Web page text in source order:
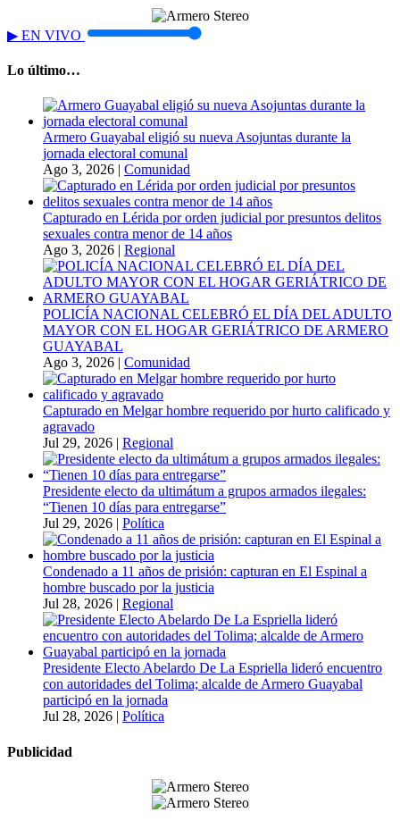
▶ EN VIVO
Lo último…
Armero Guayabal eligió su nueva Asojuntas durante la
jornada electoral comunal
Ago 3, 2026 | Comunidad
Capturado en Lérida por orden judicial por presuntos delitos
sexuales contra menor de 14 años
Ago 3, 2026 | Regional
POLICÍA NACIONAL CELEBRÓ EL DÍA DEL ADULTO
MAYOR CON EL HOGAR GERIÁTRICO DE ARMERO
GUAYABAL
Ago 3, 2026 | Comunidad
Capturado en Melgar hombre requerido por hurto calificado y
agravado
Jul 29, 2026 | Regional
Presidente electo da ultimátum a grupos armados ilegales:
“Tienen 10 días para entregarse”
Jul 29, 2026 | Política
Condenado a 11 años de prisión: capturan en El Espinal a
hombre buscado por la justicia
Jul 28, 2026 | Regional
Presidente Electo Abelardo De La Espriella lideró encuentro
con autoridades del Tolima; alcalde de Armero Guayabal
participó en la jornada
Jul 28, 2026 | Política
Publicidad